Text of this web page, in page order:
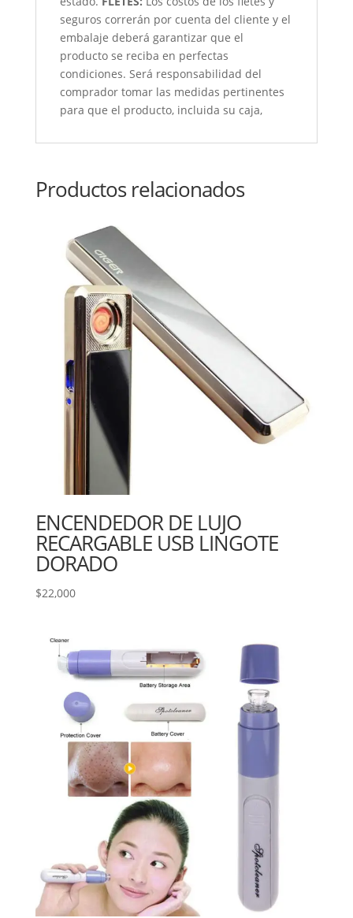
seguros correrán por cuenta del cliente y el
embalaje deberá garantizar que el
producto se reciba en perfectas
condiciones. Será responsabilidad del
comprador tomar las medidas pertinentes
para que el producto, incluida su caja,
Productos relacionados
ENCENDEDOR DE LUJO
RECARGABLE USB LINGOTE
DORADO
$22,000